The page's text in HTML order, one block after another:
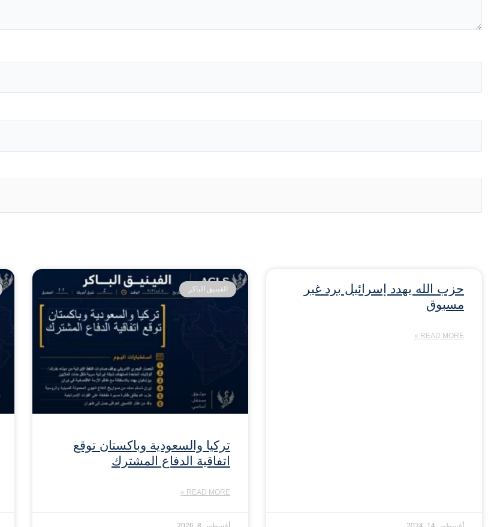
حزب الله يهدد إسرائيل برد غير
مسبوق
READ MORE »
الفينيق الباكر
تركيا والسعودية وباكستان توقع
اتفاقية الدفاع المشترك
READ MORE »